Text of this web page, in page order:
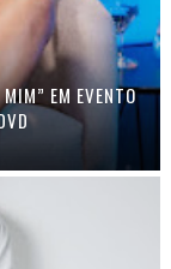
EM EVENTO